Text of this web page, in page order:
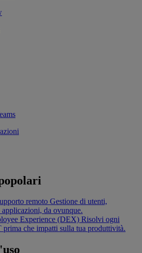
remoto Gestione di utenti,
da ovunque.
Experience (DEX) Risolvi ogni
prima che impatti sulla tua produttività.